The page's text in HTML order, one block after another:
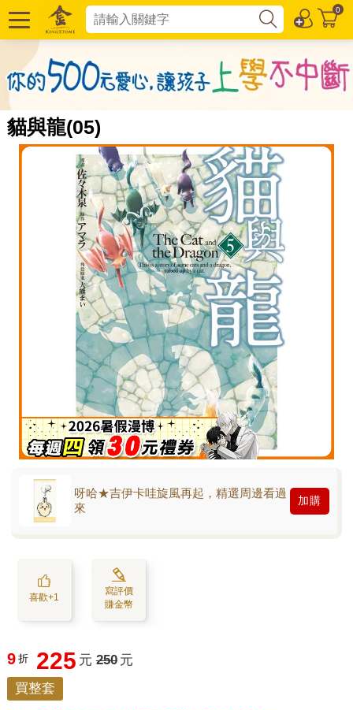
0
貓與龍(05)
呀哈★吉伊卡哇旋風再起，精選周邊看過
來
加購
喜歡+1
寫評價
賺金幣
9 折 225 元 250 元
買整套